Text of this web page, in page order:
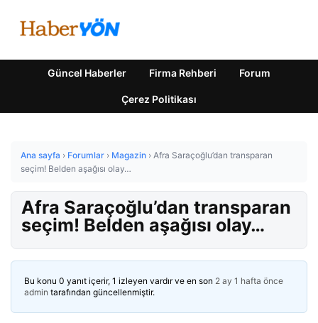
Güncel Haberler Firma Rehberi Forum
Çerez Politikası
Ana sayfa › Forumlar › Magazin › Afra Saraçoğlu’dan transparan
seçim! Belden aşağısı olay…
Afra Saraçoğlu’dan transparan
seçim! Belden aşağısı olay…
Bu konu 0 yanıt içerir, 1 izleyen vardır ve en son 2 ay 1 hafta önce
admin tarafından güncellenmiştir.